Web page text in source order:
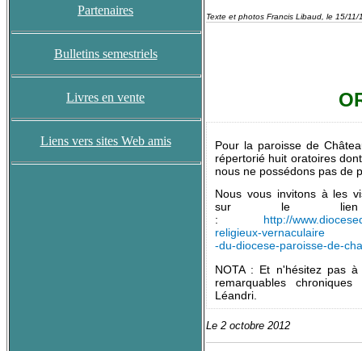
Partenaires
Bulletins semestriels
Livres en vente
Liens vers sites Web amis
Texte et photos Francis Libaud, le 15/11/
Pour la paroisse de
répertorié huit oratoires
nous ne possédons pas de
Nous vous invitons à les
sur le lien
:
http://
religieux-vernaculaire
-du-diocese-paroisse-de-
NOTA : Et n'hésitez pas
remarquables
Léandri.
Le 2 octobre 2012